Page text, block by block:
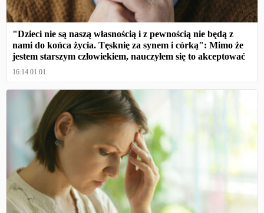
"Dzieci nie są naszą własnością i z pewnością nie będą z
nami do końca życia. Tęsknię za synem i córką": Mimo że
jestem starszym człowiekiem, nauczyłem się to akceptować
16:14 01.01